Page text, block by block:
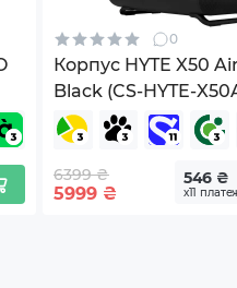
0
Корпус HYTE X50
Black (CS-HYTE-
6399 ₴
5999 ₴
546 ₴
х11